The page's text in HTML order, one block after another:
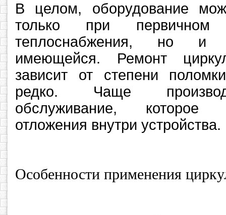
В целом, оборудование
только при первичном
теплоснабжения, но и
имеющейся. Ремонт
зависит от степени
редко. Чаще
обслуживание, которое
отложения внутри устройства.
Особенности применения